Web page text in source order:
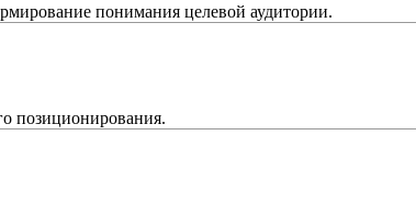
понимания целевой аудитории.
позиционирования.